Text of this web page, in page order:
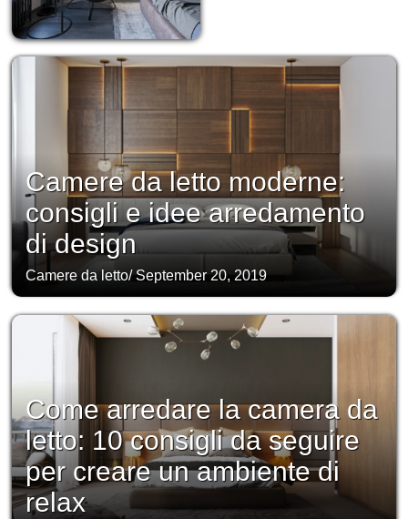
Camere da letto moderne:
consigli e idee arredamento
di design
Camere da letto/September 20, 2019
Come arredare la camera da
letto: 10 consigli da seguire
per creare un ambiente di
relax